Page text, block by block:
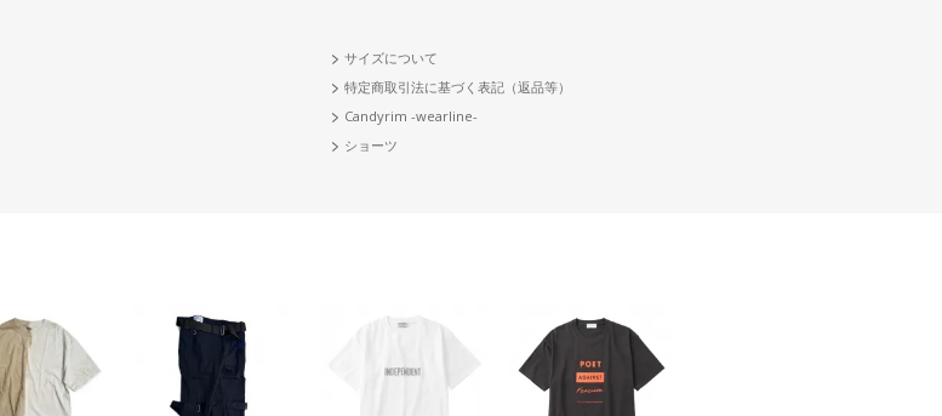
サイズについて
特定商取引法に基づく表記（返品等）
Candyrim -wearline-
ショーツ